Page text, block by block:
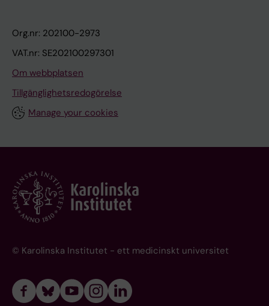
Org.nr: 202100-2973
VAT.nr: SE202100297301
Om webbplatsen
Tillgänglighetsredogörelse
Manage your cookies
© Karolinska Institutet - ett medicinskt universitet